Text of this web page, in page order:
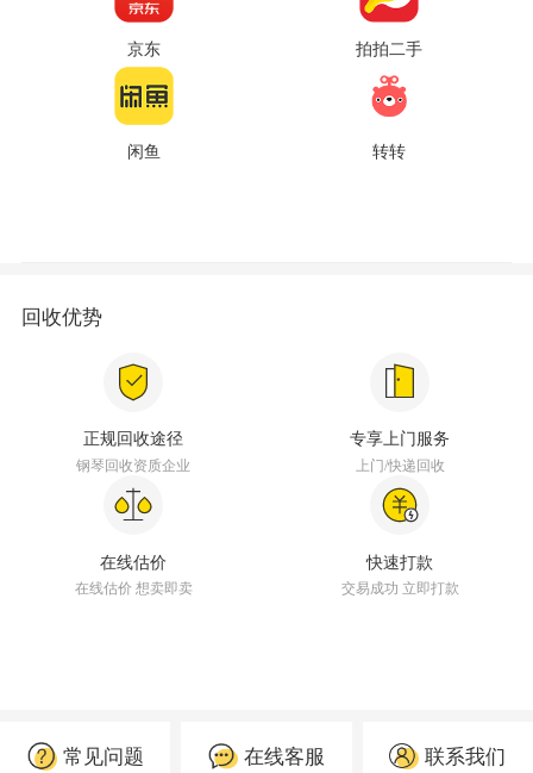
京东 拍拍二手
闲鱼 转转
回收优势
正规回收途径
钢琴回收资质企业
专享上门服务
上门/快递回收
在线估价
在线估价 想卖即卖
快速打款
交易成功 立即打款
常见问题 在线客服 联系我们